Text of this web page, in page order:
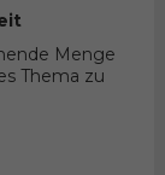
Menge
Thema zu